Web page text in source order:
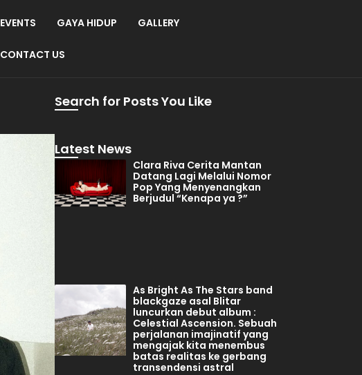
EVENTS GAYA HIDUP GALLERY
CONTACT US
Search for Posts You Like
Latest News
Clara Riva Cerita Mantan
Datang Lagi Melalui Nomor
Pop Yang Menyenangkan
Berjudul “Kenapa ya ?”
As Bright As The Stars band
blackgaze asal Blitar
luncurkan debut album :
Celestial Ascension. Sebuah
perjalanan imajinatif yang
mengajak kita menembus
batas realitas ke gerbang
transendensi astral